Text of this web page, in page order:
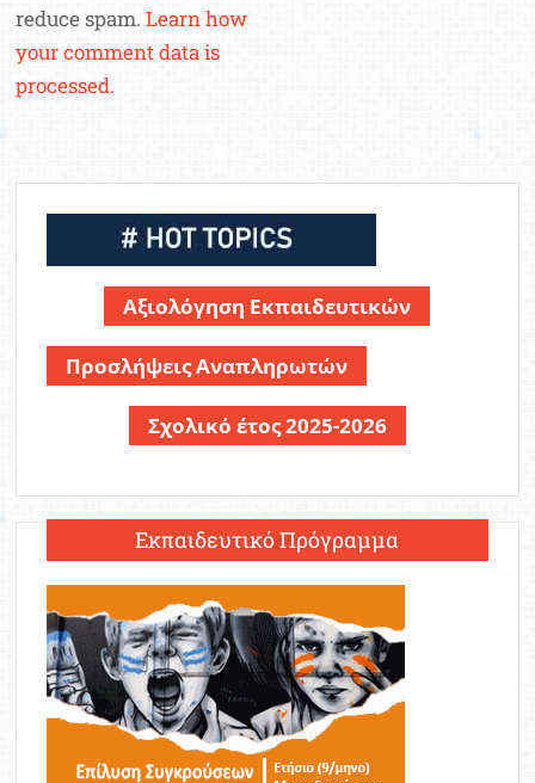
reduce spam.Learn how
your comment data is
processed.
Αξιολόγηση Εκπαιδευτικών
Προσλήψεις Αναπληρωτών
Σχολικό έτος 2025-2026
Εκπαιδευτικό Πρόγραμμα